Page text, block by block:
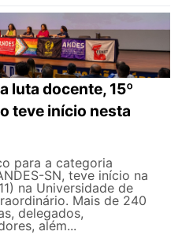
luta docente, 15º
teve início nesta
para a categoria
SN, teve início na
na Universidade de
Mais de 240
delegados,
além...